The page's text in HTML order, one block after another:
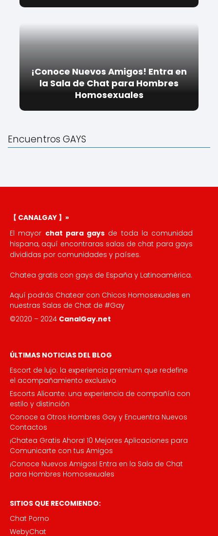
¡Conoce Nuevos Amigos! Entra en
la Sala de Chat para Hombres
Homosexuales
Encuentros GAYS
【 CANALGAY 】»
El mayor chat para gays de toda la comunidad
hispana, aquí encontraras salas de chat para gays
divididas por comunidades y países.
Chatea gratis con gays de España y Latinoamérica.
Aquí podrás Chatear con Chicos Homosexuales en
nuestras Salas de Chat de #Gay
©2020 – 2024 CanalGay.net
ÚLTIMAS NOTICIAS DEL BLOG
Escort de lujo: la experiencia premium que redefine
el acompañamiento exclusivo
Escorts Alicante: una experiencia de compañía con
estilo y distinción
Conoce a Otros Hombres Gay y Encuentra Nuevos
Contactos
¡Chatea Gratis Ahora! 10 Mejores Aplicaciones para
Comunicarte con tus Amigos
¡Conoce Nuevos Amigos! Entra en la Sala de Chat
para Hombres Homosexuales
SITIOS QUE RECOMIENDO:
Chat Porno
WebyChat